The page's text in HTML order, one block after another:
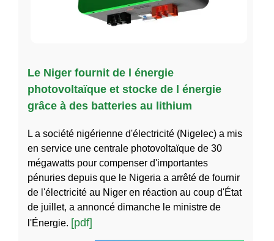
Le Niger fournit de l énergie
photovoltaïque et stocke de l énergie
grâce à des batteries au lithium
L a société nigérienne d'électricité (Nigelec) a mis
en service une centrale photovoltaïque de 30
mégawatts pour compenser d'importantes
pénuries depuis que le Nigeria a arrêté de fournir
de l'électricité au Niger en réaction au coup d'État
de juillet, a annoncé dimanche le ministre de
l'Énergie. [pdf]